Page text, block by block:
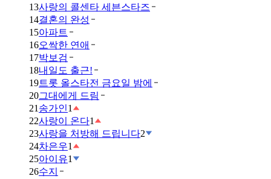
13사랑의 콜센타 세븐스타즈
14결혼의 완성
15아파트
16오싹한 연애
17박보검
18내일도 출근!
19트롯 올스타전 금요일 밤에
20그대에게 드림
21 송가인1
22사랑이 온다1
23사랑을 처방해 드립니다2
24차은우1
25아이유1
26수지